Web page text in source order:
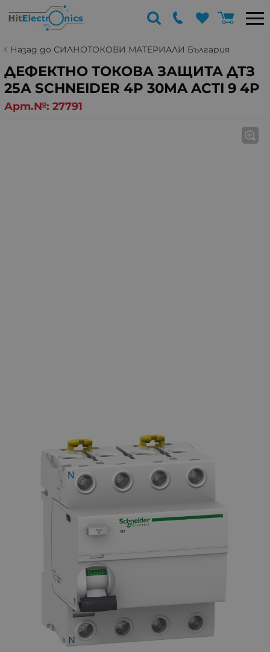
Назад до СИЛНОТОКОВИ МАТЕРИАЛИ България
ДЕФЕКТНО ТОКОВА ЗАЩИТА ДТЗ
25А SCHNEIDER 4P 30MA ACTI 9 4P
Арт.№: 27791